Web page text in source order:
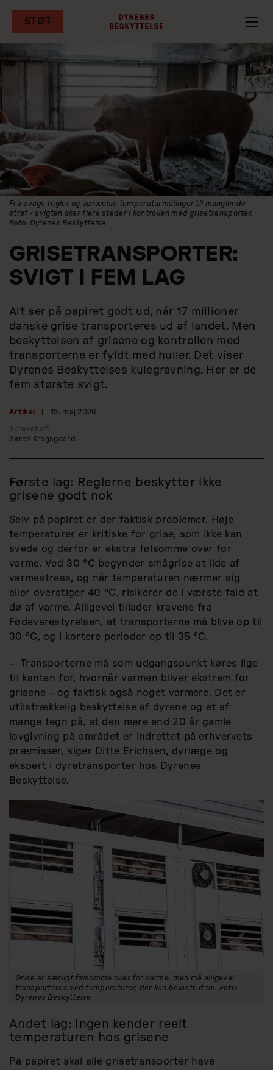
til
hovedindhold
STØT
Fra svage regler og upræcise temperaturmålinger til manglende
straf - svigten sker flere steder i kontrollen med grisetransporter.
Foto: Dyrenes Beskyttelse
GRISETRANSPORTER:
SVIGT I FEM LAG
Alt ser på papiret godt ud, når 17 millioner
danske grise transporteres ud af landet. Men
beskyttelsen af grisene og kontrollen med
transporterne er fyldt med huller. Det viser
Dyrenes Beskyttelses kulegravning. Her er de
fem største svigt.
Artikel 13. maj 2026
Skrevet af:
Søren Krogsgaard
Første lag: Reglerne beskytter ikke
grisene godt nok
Selv på papiret er der faktisk problemer. Høje
temperaturer er kritiske for grise, som ikke kan
svede og derfor er ekstra følsomme over for
varme. Ved 30 °C begynder smågrise at lide af
varmestress, og når temperaturen nærmer sig
eller overstiger 40 °C, risikerer de i værste fald at
dø af varme. Alligevel tillader kravene fra
Fødevarestyrelsen, at transporterne må blive op til
30 °C, og i kortere perioder op til 35 °C.
–
Transporterne må som udgangspunkt køres lige
til kanten for, hvornår varmen bliver ekstrem for
grisene – og faktisk også noget varmere. Det er
utilstrækkelig beskyttelse af dyrene og et af
mange tegn på, at den mere end 20 år gamle
lovgivning på området er indrettet på erhvervets
præmisser, siger Ditte Erichsen, dyrlæge og
ekspert i dyretransporter hos Dyrenes
Beskyttelse.
Grise er særligt følsomme over for varme, men må alligevel
transporteres ved temperaturer, der kan belaste dem. Foto:
Dyrenes Beskyttelse
Andet lag: Ingen kender reelt
temperaturen hos grisene
På papiret skal alle grisetransporter have